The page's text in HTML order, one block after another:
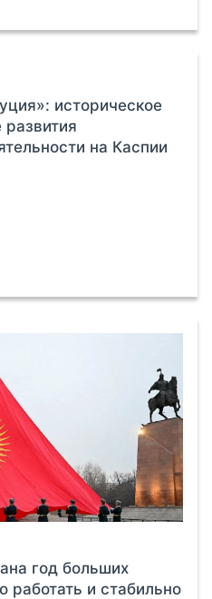
историческое
развития
на Каспии
год больших
работать и стабильно